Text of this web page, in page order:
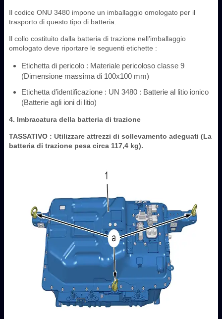
Il codice ONU 3480 impone un imballaggio omologato per il
trasporto di questo tipo di batteria.
Il collo costituito dalla batteria di trazione nell’imballaggio
omologato deve riportare le seguenti etichette :
Etichetta di pericolo : Materiale pericoloso classe 9
(Dimensione massima di 100x100 mm)
Etichetta d’identificazione : UN 3480 : Batterie al litio ionico
(Batterie agli ioni di litio)
4. Imbracatura della batteria di trazione
TASSATIVO : Utilizzare attrezzi di sollevamento adeguati (La
batteria di trazione pesa circa 117,4 kg).